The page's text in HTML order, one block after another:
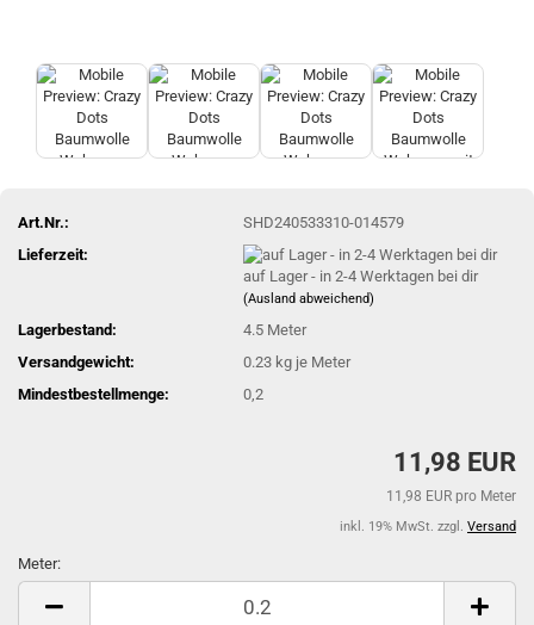
Art.Nr.:
SHD240533310-014579
Lieferzeit:
auf Lager - in 2-4 Werktagen bei dir
(Ausland abweichend)
Lagerbestand: 4.5 Meter
Versandgewicht:
0.23 kg je Meter
Mindestbestellmenge:
0,2
11,98 EUR
11,98 EUR pro Meter
inkl. 19% MwSt. zzgl. Versand
Meter:
Meter